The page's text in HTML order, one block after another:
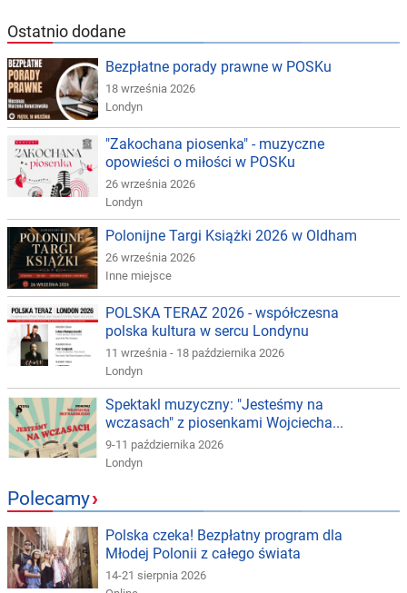
Ostatnio dodane
Bezpłatne porady prawne w POSKu
18 września 2026
Londyn
"Zakochana piosenka" - muzyczne
opowieści o miłości w POSKu
26 września 2026
Londyn
Polonijne Targi Książki 2026 w Oldham
26 września 2026
Inne miejsce
POLSKA TERAZ 2026 - współczesna
polska kultura w sercu Londynu
11 września - 18 października 2026
Londyn
Spektakl muzyczny: "Jesteśmy na
wczasach" z piosenkami Wojciecha...
9-11 października 2026
Londyn
Polecamy›
Polska czeka! Bezpłatny program dla
Młodej Polonii z całego świata
14-21 sierpnia 2026